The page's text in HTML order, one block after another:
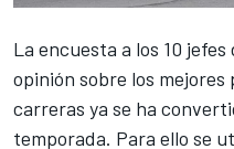
La encuesta a los 10
opinión sobre los mejores
carreras ya se ha
temporada. Para ello se